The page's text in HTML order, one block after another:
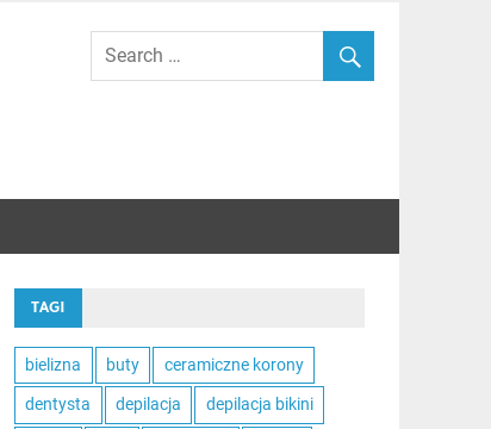
TAGI
bielizna buty ceramiczne korony
dentysta depilacja depilacja bikini